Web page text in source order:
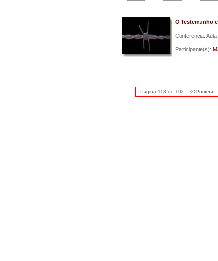
O Testemunho
Conferencia.
Participante(s):
Página 103 de 108 << Primera